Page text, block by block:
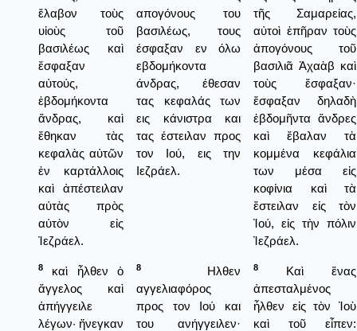
ἔλαβον τοὺς
υἱοὺς τοῦ
βασιλέως καὶ
ἔσφαξαν
αὐτούς,
ἑβδομήκοντα
ἄνδρας, καὶ
ἔθηκαν τὰς
κεφαλὰς αὐτῶν
ἐν καρτάλλοις
καὶ ἀπέστειλαν
αὐτὰς πρὸς
αὐτὸν εἰς
Ἰεζράελ.
απογόνους του
βασιλέως, τους
έσφαξαν εν όλω
εβδομήκοντα
άνδρας, έθεσαν
τας κεφαλάς των
εις κάνιστρα και
τας έστειλαν προς
τον Ιού, εις την
Ιεζράελ.
τῆς Σαμαρείας,
αὐτοὶ ἐπῆραν τοὺς
ἀπογόνους τοῦ
βασιλιᾶ Ἀχαὰβ καὶ
τοὺς ἔσφαξαν·
ἔσφαξαν δηλαδὴ
ἑβδομῆντα ἄνδρες
καὶ ἔβαλαν τὰ
κομμένα κεφάλια
των μέσα εἰς
κοφίνια καὶ τὰ
ἔστειλαν εἰς τὸν
Ἰού, εἰς τὴν πόλιν
Ἰεζράελ.
8
καὶ ἦλθεν ὁ
ἄγγελος καὶ
ἀπήγγειλε
λέγων· ἤνεγκαν
8
Ηλθεν
αγγελιαφόρος
προς τον Ιού και
του ανήγγειλεν·
8
Καὶ ἕνας
ἀπεσταλμένος
ἦλθεν εἰς τὸν Ἰοὺ
καὶ τοῦ εἶπεν: